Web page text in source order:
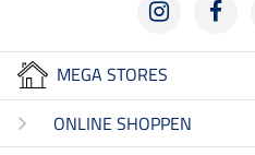
MEGA STORES
ONLINE SHOPPEN